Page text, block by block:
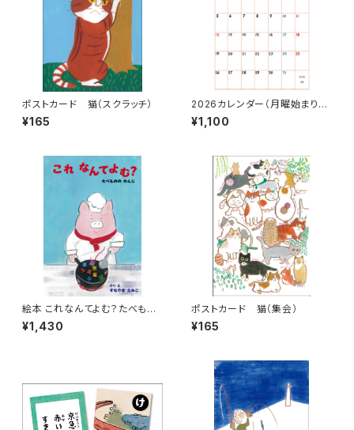
ポストカード 猫（スクラッチ）
¥165
2026カレンダー（月曜始まり・
日曜始まり）
¥1,100
絵本 これなんてよむ？たべもの
のかんじ
¥1,430
ポストカード 猫（集会）
¥165